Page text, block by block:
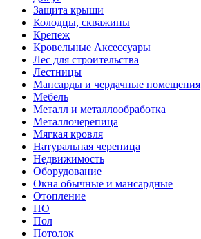
Защита крыши
Колодцы, скважины
Крепеж
Кровельные Аксессуары
Лес для строительства
Лестницы
Мансарды и чердачные помещения
Мебель
Металл и металлообработка
Металлочерепица
Мягкая кровля
Натуральная черепица
Недвижимость
Оборудование
Окна обычные и мансардные
Отопление
ПО
Пол
Потолок